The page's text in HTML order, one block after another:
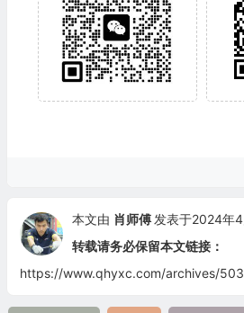
本文由 肖师傅 发表于2024年
转载请务必保留本文链接：
https://www.qhyxc.com/archives/